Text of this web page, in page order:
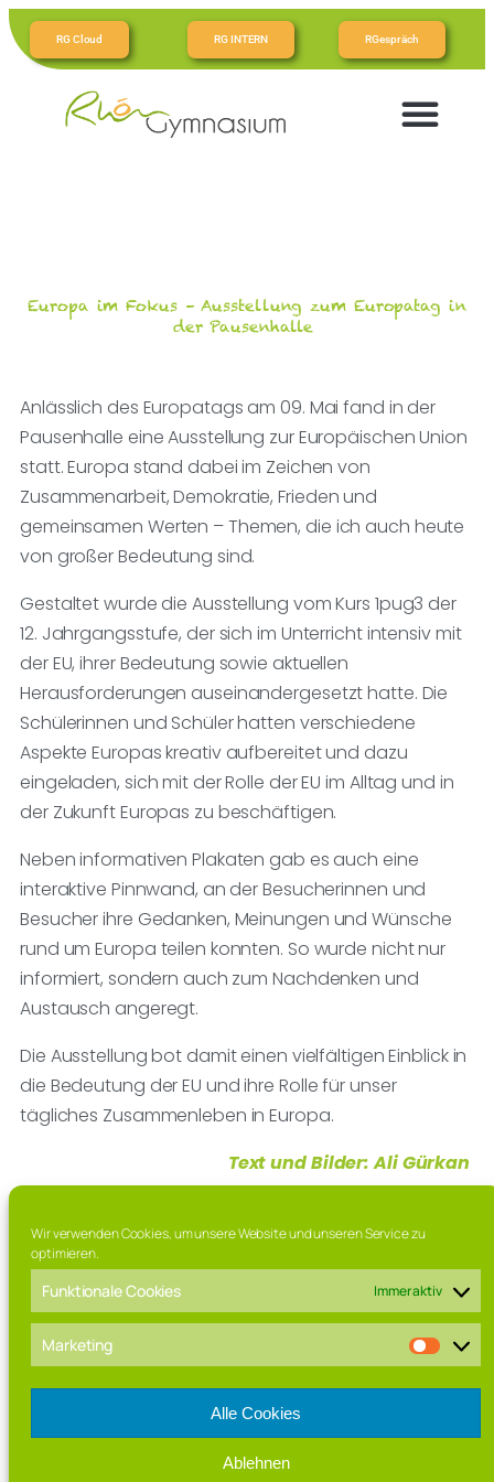
Wir verwenden Cookies, um unsere Website und unseren Service zu
optimieren.
Funktionale Cookies Immer aktiv
Marketing
Alle Cookies
Ablehnen
RG Cloud RG INTERN RGespräch
Europa im Fokus – Ausstellung zum Europatag in
der Pausenhalle
Anlässlich des Europatags am 09. Mai fand in der
Pausenhalle eine Ausstellung zur Europäischen Union
statt. Europa stand dabei im Zeichen von
Zusammenarbeit, Demokratie, Frieden und
gemeinsamen Werten – Themen, die ich auch heute
von großer Bedeutung sind.
Gestaltet wurde die Ausstellung vom Kurs 1pug3 der
12. Jahrgangsstufe, der sich im Unterricht intensiv mit
der EU, ihrer Bedeutung sowie aktuellen
Herausforderungen auseinandergesetzt hatte. Die
Schülerinnen und Schüler hatten verschiedene
Aspekte Europas kreativ aufbereitet und dazu
eingeladen, sich mit der Rolle der EU im Alltag und in
der Zukunft Europas zu beschäftigen.
Neben informativen Plakaten gab es auch eine
interaktive Pinnwand, an der Besucherinnen und
Besucher ihre Gedanken, Meinungen und Wünsche
rund um Europa teilen konnten. So wurde nicht nur
informiert, sondern auch zum Nachdenken und
Austausch angeregt.
Die Ausstellung bot damit einen vielfältigen Einblick in
die Bedeutung der EU und ihre Rolle für unser
tägliches Zusammenleben in Europa.
Text und Bilder: Ali Gürkan
Franz-Marschall Straße 7, 97616 Bad Neustadt a.d. Saale
Mail: direktorat[at]rhoen-gymnasium.de